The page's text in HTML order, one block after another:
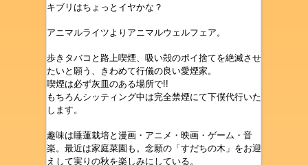
キブリはちょっとイヤかな？
アニマルライツよりアニマルウェルフェア。
歩きタバコと路上喫煙、吸い殻のポイ捨てを絶滅させ
たいと願う、きわめて行儀の良い愛煙家。
喫煙は必ず灰皿のある場所で!!
もちろんシッティング中は完全禁煙にて下僕代行いた
します。
趣味は睡蓮栽培と漫画・アニメ・映画・ゲーム・音
楽。最近は家庭菜園も。念願の「すだちの木」をお迎
えして実りの秋を楽しみにしている。